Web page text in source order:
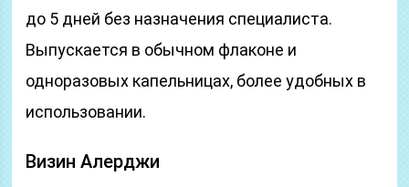
до 5 дней без назначения специалиста.
Выпускается в обычном флаконе и
одноразовых капельницах, более удобных в
использовании.
Визин Алерджи